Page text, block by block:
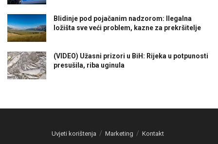
Blidinje pod pojačanim nadzorom: Ilegalna
ložišta sve veći problem, kazne za prekršitelje
(VIDEO) Užasni prizori u BiH: Rijeka u potpunosti
presušila, riba uginula
Uvjeti korištenja Marketing Kontakt